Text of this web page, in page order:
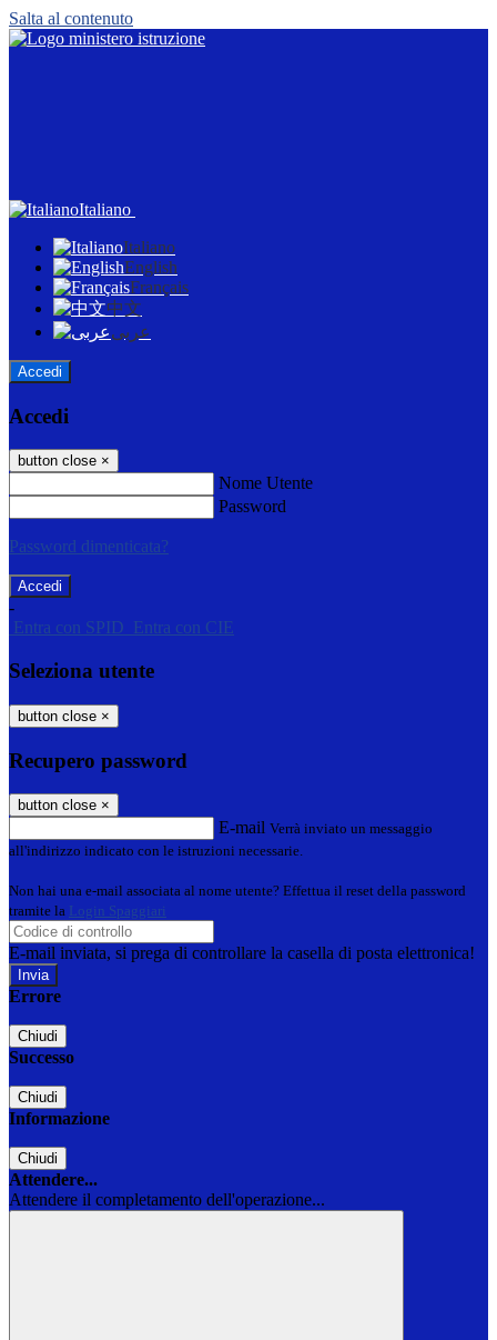
Salta al contenuto
Italiano
Italiano
English
Français
中文
عربى
Accedi
Accedi
button close ×
Nome Utente
Password
Password dimenticata?
-
Entra con SPID
Entra con CIE
Seleziona utente
button close ×
Recupero password
button close ×
E-mail Verrà inviato un messaggio
all'indirizzo indicato con le istruzioni necessarie.
Non hai una e-mail associata al nome utente? Effettua il reset della password
tramite la Login Spaggiari
E-mail inviata, si prega di controllare la casella di posta elettronica!
Errore
Chiudi
Successo
Chiudi
Informazione
Chiudi
Attendere...
Attendere il completamento dell'operazione...